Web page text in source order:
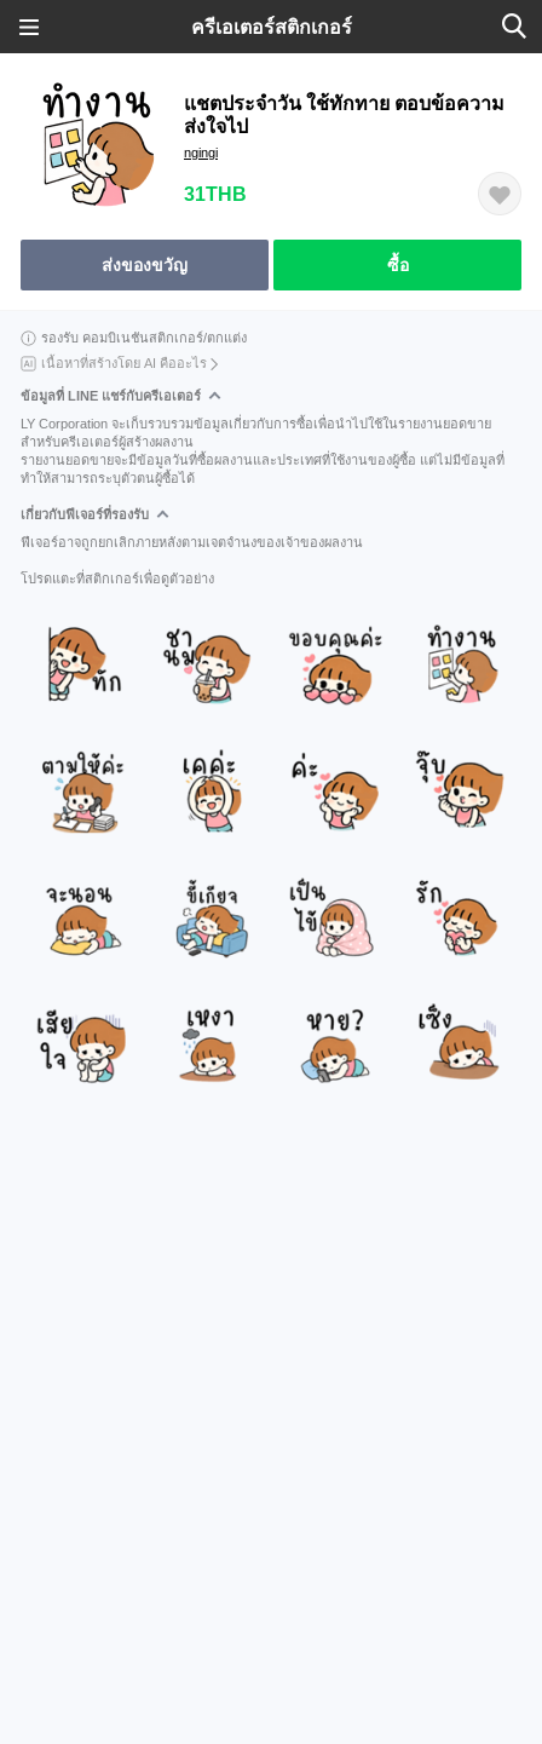
ครีเอเตอร์สติกเกอร์
แชตประจำวัน ใช้ทักทาย ตอบข้อความ
ส่งใจไป
ngingi
31THB
ส่งของขวัญ ซื้อ
รองรับ คอมบิเนชันสติกเกอร์/ตกแต่ง
เนื้อหาที่สร้างโดย AI คืออะไร
ข้อมูลที่ LINE แชร์กับครีเอเตอร์
LY Corporation จะเก็บรวบรวมข้อมูลเกี่ยวกับการซื้อเพื่อนำไปใช้ในรายงานยอดขาย
สำหรับครีเอเตอร์ผู้สร้างผลงาน
รายงานยอดขายจะมีข้อมูลวันที่ซื้อผลงานและประเทศที่ใช้งานของผู้ซื้อ แต่ไม่มีข้อมูลที่
ทำให้สามารถระบุตัวตนผู้ซื้อได้
เกี่ยวกับฟีเจอร์ที่รองรับ
ฟีเจอร์อาจถูกยกเลิกภายหลังตามเจตจำนงของเจ้าของผลงาน
โปรดแตะที่สติกเกอร์เพื่อดูตัวอย่าง